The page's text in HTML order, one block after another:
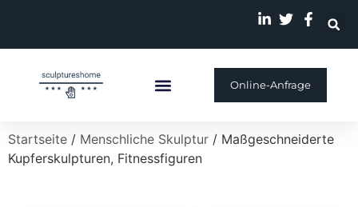
Online-Anfrage
Startseite / Menschliche Skulptur / Maßgeschneiderte
Kupferskulpturen, Fitnessfiguren